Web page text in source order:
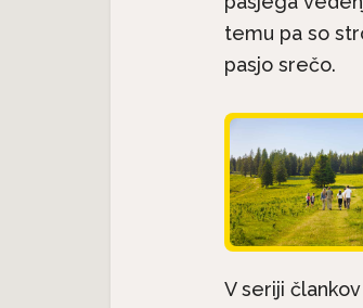
temu pa so
pasjo srečo.
V seriji